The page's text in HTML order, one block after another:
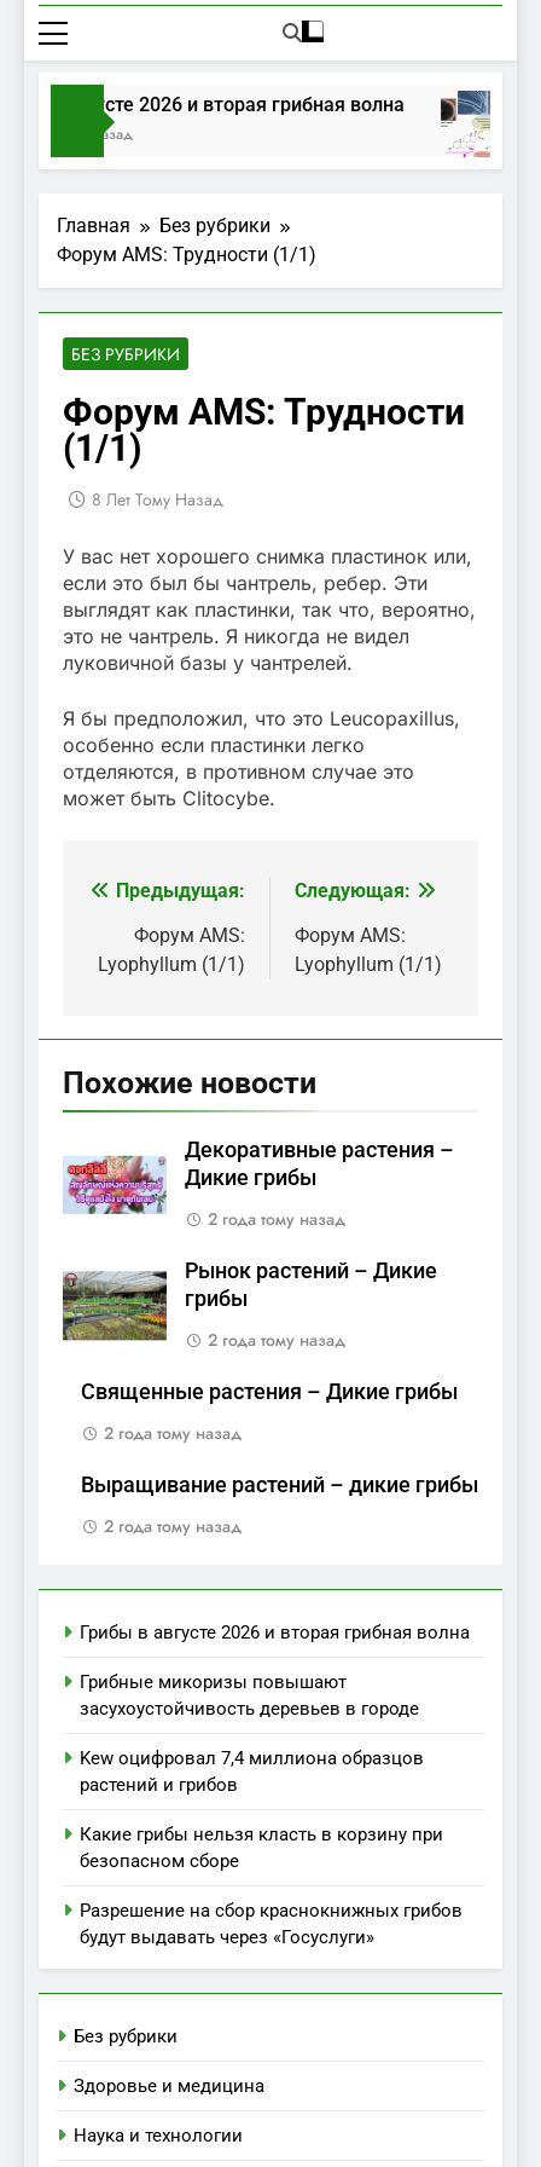
в августе 2026 и вторая грибная волна
Тому Назад
Главная
Без рубрики
Форум AMS: Трудности (1/1)
БЕЗ РУБРИКИ
Форум AMS: Трудности
(1/1)
8 Лет Тому Назад
У вас нет хорошего снимка пластинок или,
если это был бы чантрель, ребер. Эти
выглядят как пластинки, так что, вероятно,
это не чантрель. Я никогда не видел
луковичной базы у чантрелей.
Я бы предположил, что это Leucopaxillus,
особенно если пластинки легко
отделяются, в противном случае это
может быть Clitocybe.
Навигация
записям
Предыдущая:
Форум AMS:
Lyophyllum (1/1)
Следующая:
Форум AMS:
Lyophyllum (1/1)
Похожие новости
Декоративные растения –
Дикие грибы
2 года тому назад
Рынок растений – Дикие
грибы
2 года тому назад
Священные растения – Дикие грибы
2 года тому назад
Выращивание растений – дикие грибы
2 года тому назад
Грибы в августе 2026 и вторая грибная волна
Грибные микоризы повышают
засухоустойчивость деревьев в городе
Kew оцифровал 7,4 миллиона образцов
растений и грибов
Какие грибы нельзя класть в корзину при
безопасном сборе
Разрешение на сбор краснокнижных грибов
будут выдавать через «Госуслуги»
Без рубрики
Здоровье и медицина
Наука и технологии